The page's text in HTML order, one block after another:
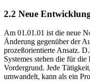
2.2 Neue
Am 01.01.01 ist die neue
Änderung gegenüber der
prozeßorientierte Ansatz.
Systemes stehen die für
Vordergrund. Jede
umwandelt, kann als ein